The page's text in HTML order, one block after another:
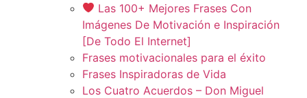
Las 100+ Mejores Frases Con
Imágenes De Motivación e Inspiración
[De Todo El Internet]
Frases motivacionales para el éxito
Frases Inspiradoras de Vida
Los Cuatro Acuerdos – Don Miguel